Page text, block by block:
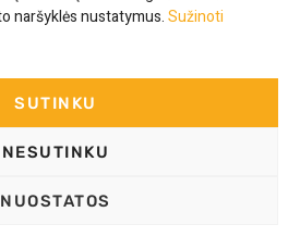
naršyklės nustatymus.Sužinoti
SUTINKU
NESUTINKU
NUOSTATOS
UAB. Visos teisės saugomos.
Interplace